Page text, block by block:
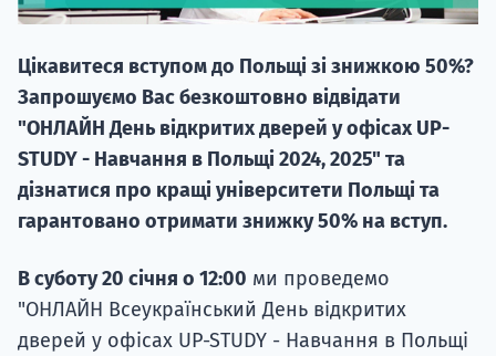
Цікавитеся вступом до Польщі зі знижкою 50%?
Запрошуємо Вас безкоштовно відвідати
"ОНЛАЙН День відкритих дверей у офісах UP-
STUDY - Навчання в Польщі 2024, 2025" та
дізнатися про кращі університети Польщі та
гарантовано отримати знижку 50% на вступ.
В суботу 20 січня о 12:00 ми проведемо
"ОНЛАЙН Всеукраїнський День відкритих
дверей у офісах UP-STUDY - Навчання в Польщі
НАБІР